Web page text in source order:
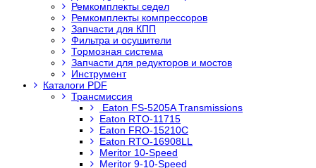
Ремкомплекты седел
Ремкомплекты компрессоров
Запчасти для КПП
Фильтра и осушители
Тормозная система
Запчасти для редукторов и мостов
Инструмент
Каталоги PDF
Трансмиссия
Eaton FS-5205A Transmissions
Eaton RTO-11715
Eaton FRO-15210C
Eaton RTO-16908LL
Meritor 10-Speed
Meritor 9-10-Speed